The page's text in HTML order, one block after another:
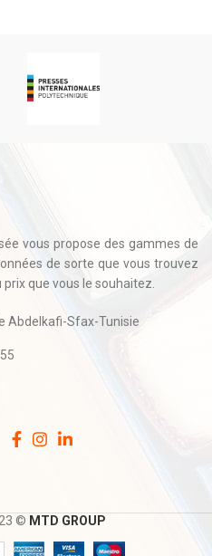
vous propose des gammes de
de sorte que vous trouvez
que vous le souhaitez.
Abdelkafi-Sfax-Tunisie
© MTD GROUP